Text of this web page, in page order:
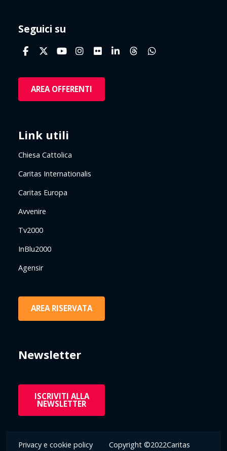
Seguici su
AREA OFFERENTI
Link utili
Chiesa Cattolica
Caritas Internationalis
Caritas Europa
Avvenire
Tv2000
InBlu2000
Agensir
AREA RISERVATA
Newsletter
ISCRIVITI ALLA
NEWSLETTER
Privacy e cookie policy
Copyright ©2022Caritas